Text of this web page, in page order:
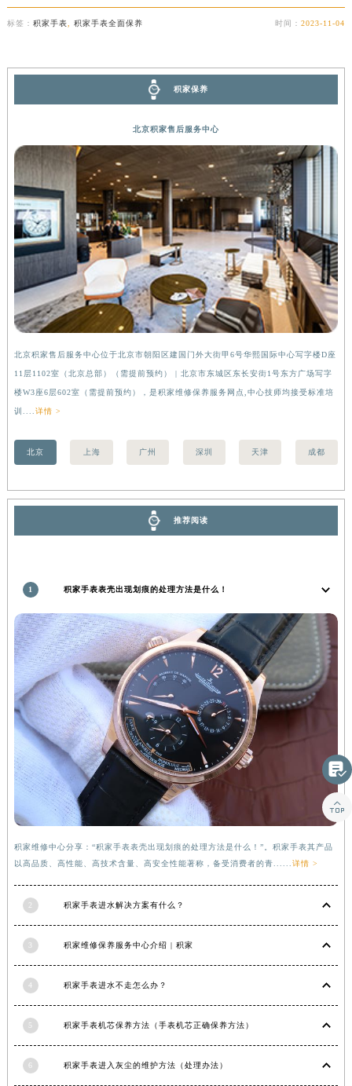
标签： 积家手表 积家手表全面保养 时间：2023-11-04
积家保养
北京积家售后服务中心
北京积家售后服务中心位于北京市朝阳区建国门外大街甲6号华熙国际中心写字楼D座
11层1102室（北京总部）（需提前预约） | 北京市东城区东长安街1号东方广场写字
楼W3座6层602室（需提前预约），是积家维修保养服务网点,中心技师均接受标准培
训.... 详情 >
北京 上海 广州 深圳 天津 成都
推荐阅读
1 积家手表表壳出现划痕的处理方法是什么！
积家维修中心分享：“积家手表表壳出现划痕的处理方法是什么！”。积家手表其产品
以高品质、高性能、高技术含量、高安全性能著称，备受消费者的青......详情 >
2 积家手表进水解决方案有什么？
积家维修保养服务中心介绍 | 积家
4 积家手表进水不走怎么办？
5 积家手表机芯保养方法（手表机芯正确保养方法）
6 积家手表进入灰尘的维护方法（处理办法）

